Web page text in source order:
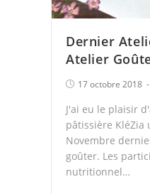
Dernier
Atelier
17 octobre 2018
J'ai eu le plaisir
pâtissière KléZia
Novembre
goûter. Les
nutritionnel…